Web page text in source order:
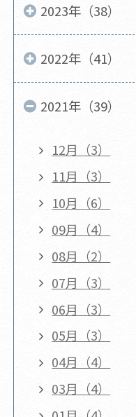
2023年（38）
2022年（41）
2021年（39）
12月（3）
11月（3）
10月（6）
09月（4）
08月（2）
07月（3）
06月（3）
05月（3）
04月（4）
03月（4）